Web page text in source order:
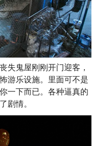
失鬼屋刚刚开门迎客，
游乐设施。里面可不是
一下而已。各种逼真的
剧情。